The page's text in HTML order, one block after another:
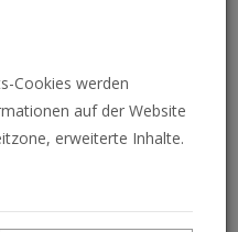
Ukraine
der Ukraine ist brutal
russischen
Cookies werden
auf der Website
erweiterte Inhalte.